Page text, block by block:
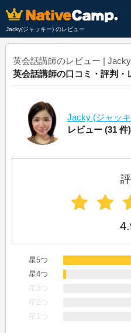
Jacky(ジャッキー) のレビュー
英会話講師のレビュー |
英会話講師の口コミ・評判・
Jacky (ジャッ
レビュー (31 件)
星5つ
星4つ
星3つ
星2つ
星1つ